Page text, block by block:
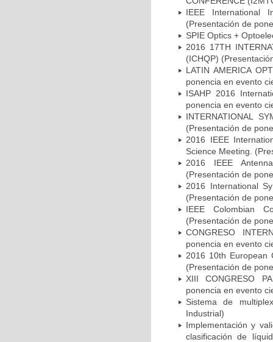
IEEE International
(Presentación de
SPIE Optics +
2016 17TH
(ICHQP)
LATIN AMERICA
ponencia en evento
ISAHP 2016
ponencia en evento
INTERNATIONAL
(Presentación de
2016 IEEE
Science Meeting.
2016 IEEE
(Presentación de
2016 International
(Presentación de
IEEE Colombian
(Presentación de
CONGRESO
ponencia en evento
2016 10th European
(Presentación de
XIII CONGRESO
ponencia en evento
Sistema de
Industrial)
Implementación y
clasificación de